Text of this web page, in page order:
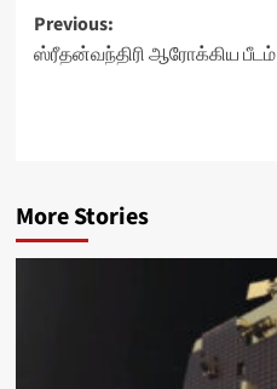
Post
navigation
Previous:
ஸ்ரீதன்வந்திரி ஆரோக்கிய பீடம்
More Stories